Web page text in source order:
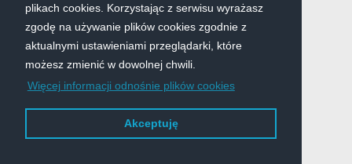
plikach cookies. Korzystając z serwisu wyrażasz
zgodę na używanie plików cookies zgodnie z
aktualnymi ustawieniami przeglądarki, które
możesz zmienić w dowolnej chwili.
Więcej informacji odnośnie plików cookies
Akceptuję
e-mail: rekrutacja@prz.edu.pl
Mapa serwisu
Deklaracja dostępności